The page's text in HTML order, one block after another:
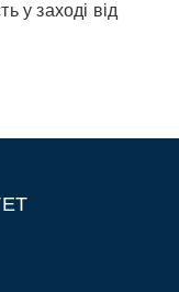
у заході від